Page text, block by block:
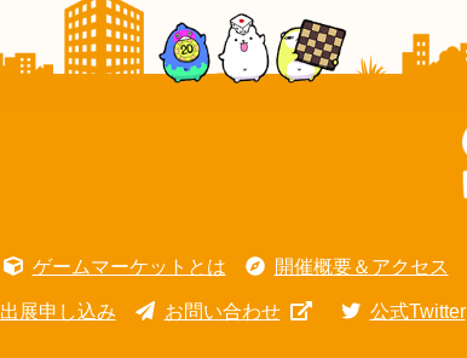
ゲームマーケットとは 開催概要＆アクセス
出展申し込み お問い合わせ 公式Twitter